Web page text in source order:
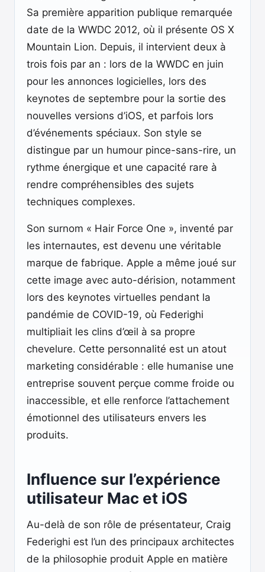
Sa première apparition publique remarquée
date de la WWDC 2012, où il présente OS X
Mountain Lion. Depuis, il intervient deux à
trois fois par an : lors de la WWDC en juin
pour les annonces logicielles, lors des
keynotes de septembre pour la sortie des
nouvelles versions d’iOS, et parfois lors
d’événements spéciaux. Son style se
distingue par un humour pince-sans-rire, un
rythme énergique et une capacité rare à
rendre compréhensibles des sujets
techniques complexes.
Son surnom « Hair Force One », inventé par
les internautes, est devenu une véritable
marque de fabrique. Apple a même joué sur
cette image avec auto-dérision, notamment
lors des keynotes virtuelles pendant la
pandémie de COVID-19, où Federighi
multipliait les clins d’œil à sa propre
chevelure. Cette personnalité est un atout
marketing considérable : elle humanise une
entreprise souvent perçue comme froide ou
inaccessible, et elle renforce l’attachement
émotionnel des utilisateurs envers les
produits.
Influence sur l’expérience
utilisateur Mac et iOS
Au-delà de son rôle de présentateur, Craig
Federighi est l’un des principaux architectes
de la philosophie produit Apple en matière